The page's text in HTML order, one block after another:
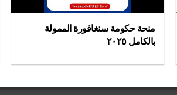
منحة حكومة سنغافورة الممولة
بالكامل ٢٠٢٥